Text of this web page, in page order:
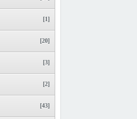
[1]
[20]
[3]
[2]
[43]